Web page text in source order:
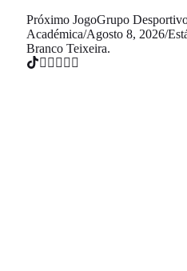
Próximo JogoGrupo
Académica/Agosto 8, 2026/
Branco Teixeira.